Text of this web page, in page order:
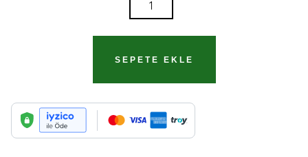
ÜCRETSIZDIR.
ADET
SEPETE EKLE